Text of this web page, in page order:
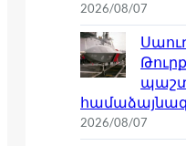
2026/08/07
2026/08/07